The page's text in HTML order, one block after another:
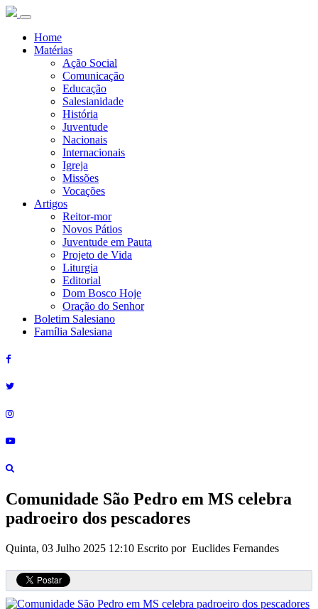
Home
Matérias
Ação Social
Comunicação
Educação
Salesianidade
História
Juventude
Nacionais
Internacionais
Igreja
Missões
Vocações
Artigos
Reitor-mor
Novos Pátios
Juventude em Pauta
Projeto de Vida
Liturgia
Editorial
Dom Bosco Hoje
Oração do Senhor
Boletim Salesiano
Família Salesiana
Comunidade São Pedro em MS celebra
padroeiro dos pescadores
Quinta, 03 Julho 2025 12:10 Escrito por Euclides Fernandes